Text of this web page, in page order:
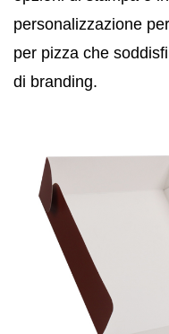
personalizzazione
per pizza che
di branding.